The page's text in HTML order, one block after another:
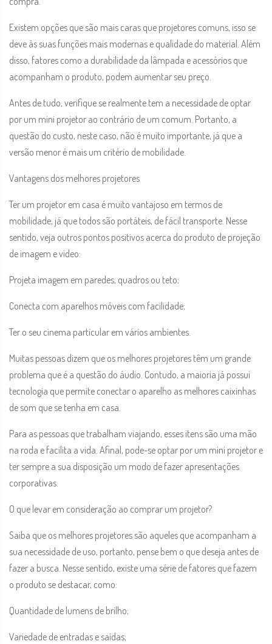
Existem opções que são mais caras que projetores comuns, isso se
deve às suas funções mais modernas e qualidade do material. Além
disso, fatores como a durabilidade da lâmpada e acessórios que
acompanham o produto, podem aumentar seu preço.
Antes de tudo, verifique se realmente tem a necessidade de optar
por um mini projetor ao contrário de um comum. Portanto, a
questão do custo, neste caso, não é muito importante, já que a
versão menor é mais um critério de mobilidade.
Vantagens dos melhores projetores
Ter um projetor em casa é muito vantajoso em termos de
mobilidade, já que todos são portáteis, de fácil transporte. Nesse
sentido, veja outros pontos positivos acerca do produto de projeção
de imagem e vídeo:
Projeta imagem em paredes, quadros ou teto;
Conecta com aparelhos móveis com facilidade;
Ter o seu cinema particular em vários ambientes.
Muitas pessoas dizem que os melhores projetores têm um grande
problema que é a questão do áudio. Contudo, a maioria já possui
tecnologia que permite conectar o aparelho as melhores caixinhas
de som que se tenha em casa.
Para as pessoas que trabalham viajando, esses itens são uma mão
na roda e facilita a vida. Afinal, pode-se optar por um mini projetor e
ter sempre a sua disposição um modo de fazer apresentações
corporativas.
O que levar em consideração ao comprar um projetor?
Saiba que os melhores projetores são aqueles que acompanham a
sua necessidade de uso, portanto, pense bem o que deseja antes de
fazer a busca. Nesse sentido, existe uma série de fatores que fazem
o produto se destacar, como:
Quantidade de lumens de brilho;
Variedade de entradas e saídas;